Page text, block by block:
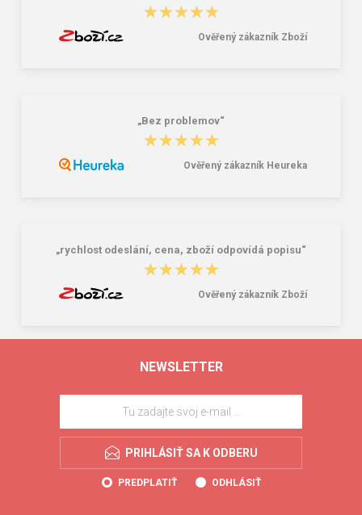
★★★★★
★★★★★
Ověřený zákazník Zboží
„Bez problemov“
★★★★★
★★★★★
Ověřený zákazník Heureka
„rychlost odeslání, cena, zboží odpovídá popisu“
★★★★★
★★★★★
Ověřený zákazník Zboží
NEWSLETTER
PRIHLÁSIŤ SA K ODBERU
PREDPLATIŤ ODHLÁSIŤ